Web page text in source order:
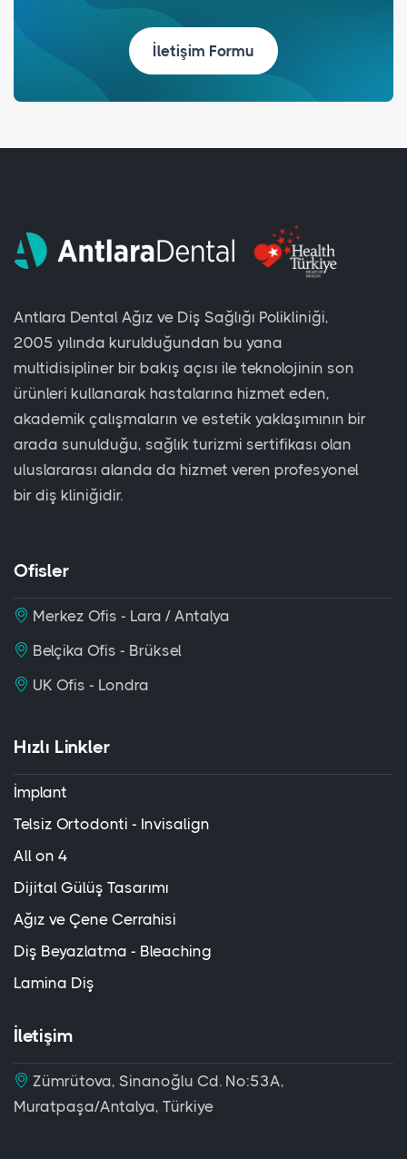
İletişim Formu
Antlara Dental Ağız ve Diş Sağlığı Polikliniği,
2005 yılında kurulduğundan bu yana
multidisipliner bir bakış açısı ile teknolojinin son
ürünleri kullanarak hastalarına hizmet eden,
akademik çalışmaların ve estetik yaklaşımının bir
arada sunulduğu, sağlık turizmi sertifikası olan
uluslararası alanda da hizmet veren profesyonel
bir diş kliniğidir.
Ofisler
Merkez Ofis - Lara / Antalya
Belçika Ofis - Brüksel
UK Ofis - Londra
Hızlı Linkler
İmplant
Telsiz Ortodonti - Invisalign
All on 4
Dijital Gülüş Tasarımı
Ağız ve Çene Cerrahisi
Diş Beyazlatma - Bleaching
Lamina Diş
İletişim
Zümrütova, Sinanoğlu Cd. No:53A,
Muratpaşa/Antalya, Türkiye